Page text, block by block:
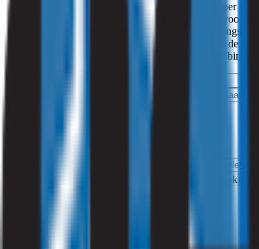
Na uw akkoord ontvangt u een bevestiging per e-
Na de bevestiging sturen wij u een voorstel voor een
Op de afgesproken datum komen wij bij u langs
Zodra het onderzoek is afgerond, ontvangt u de
Wij verzoeken u vriendelijk om deze factuur binnen
voorwaardenInstemming aankoop product Ik ga